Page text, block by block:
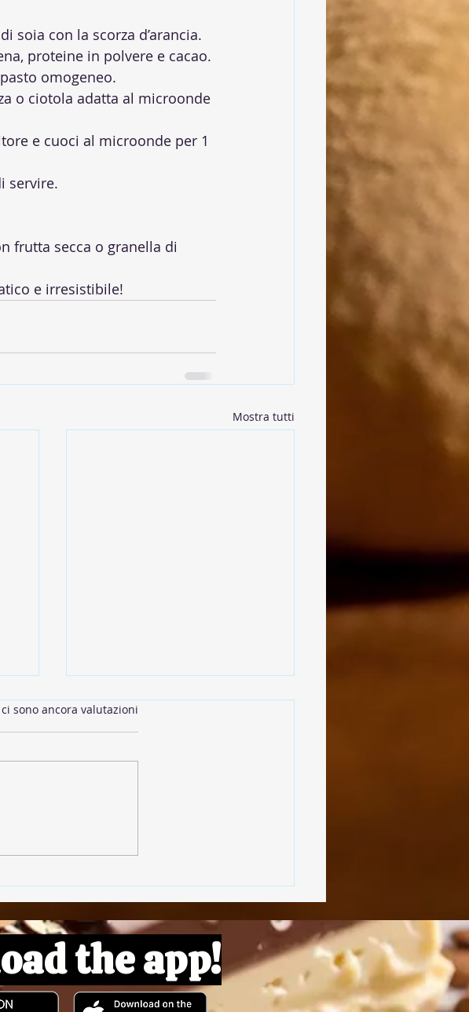
soia con la scorza d’arancia.
proteine in polvere e cacao.
omogeneo.
o ciotola adatta al microonde
e cuoci al microonde per 1
servire.
frutta secca o granella di
e irresistibile!
Mostra tutti
su 5.
sono ancora valutazioni
the app!